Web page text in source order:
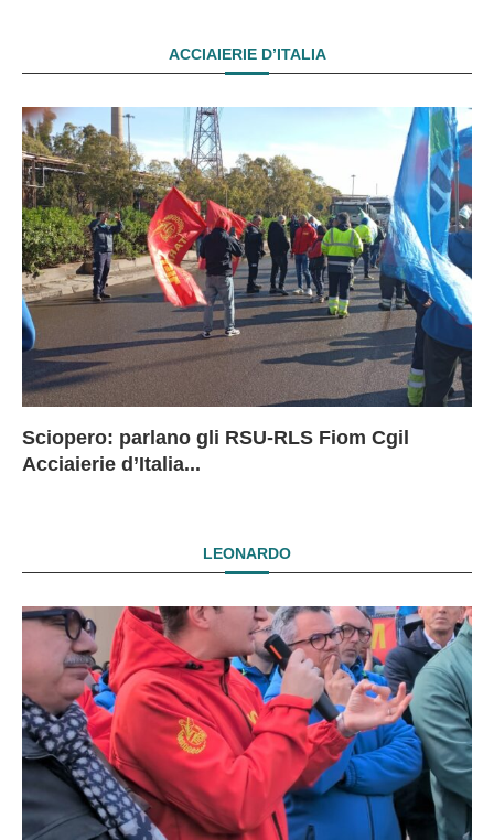
ACCIAIERIE D’ITALIA
Sciopero: parlano gli RSU-RLS Fiom Cgil
Acciaierie d’Italia...
LEONARDO